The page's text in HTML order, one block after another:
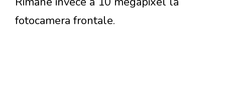
fotocamera frontale.